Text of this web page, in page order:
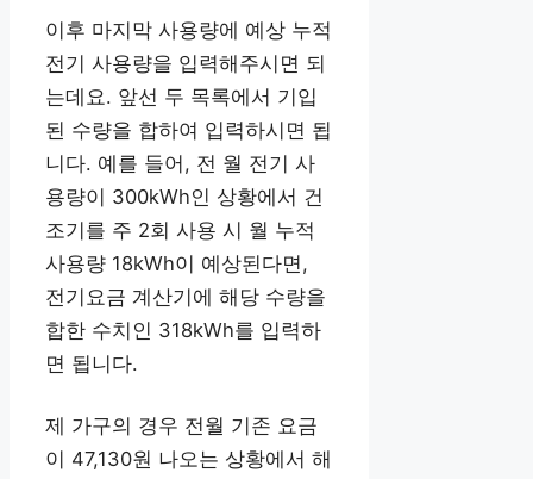
이후 마지막 사용량에 예상 누적
전기 사용량을 입력해주시면 되
는데요. 앞선 두 목록에서 기입
된 수량을 합하여 입력하시면 됩
니다. 예를 들어, 전 월 전기 사
용량이 300kWh인 상황에서 건
조기를 주 2회 사용 시 월 누적
사용량 18kWh이 예상된다면,
전기요금 계산기에 해당 수량을
합한 수치인 318kWh를 입력하
면 됩니다.
제 가구의 경우 전월 기존 요금
이 47,130원 나오는 상황에서 해